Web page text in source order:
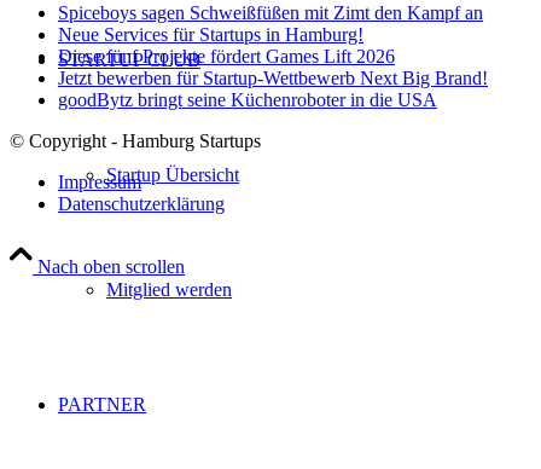
STARTUP CLUB
Startup Übersicht
Mitglied werden
PARTNER
Spiceboys sagen Schweißfüßen mit Zimt den Kampf an
Neue Services für Startups in Hamburg!
Diese fünf Projekte fördert Games Lift 2026
Jetzt bewerben für Startup-Wettbewerb Next Big Brand!
goodBytz bringt seine Küchenroboter in die USA
© Copyright - Hamburg Startups
Impressum
Datenschutzerklärung
Nach oben scrollen